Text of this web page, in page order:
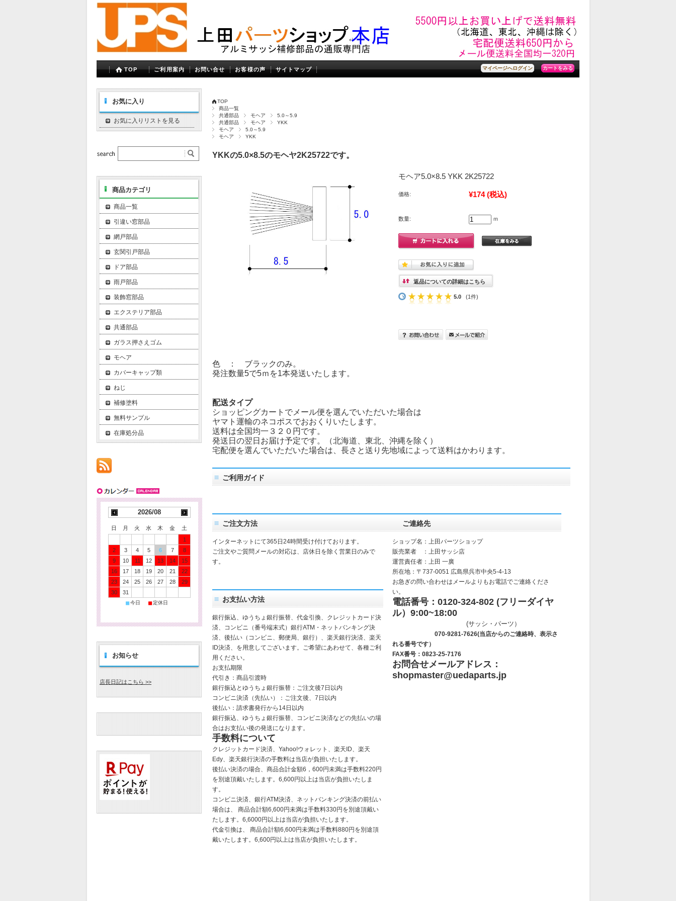
マイページへログイン カートをみる
TOP ご利用案内 お問い合せ お客様の声 サイトマップ
TOP
商品一覧
共通部品
モヘア
5.0～5.9
共通部品
モヘア
YKK
モヘア
5.0～5.9
モヘア
YKK
YKKの5.0×8.5のモヘヤ2K25722です。
モヘア5.0×8.5 YKK 2K25722
価格: ¥174 (税込)
数量: ｍ
返品についての詳細はこちら
5.0 (1件)
色 ： ブラックのみ。
発注数量5で5ｍを1本発送いたします。
配送タイプ
ショッピングカートでメール便を選んでいただいた場合は
ヤマト運輸のネコポスでおおくりいたします。
送料は全国均一３２０円です。
発送日の翌日お届け予定です。（北海道、東北、沖縄を除く）
宅配便を選んでいただいた場合は、長さと送り先地域によって送料はかわります。
ご利用ガイド
ご注文方法
インターネットにて365日24時間受け付けております。
ご注文やご質問メールの対応は、店休日を除く営業日のみで
す。
お支払い方法
銀行振込、ゆうちょ銀行振替、代金引換、クレジットカード決
済、コンビニ（番号端末式）銀行ATM・ネットバンキング決
済、後払い（コンビニ、郵便局、銀行）、楽天銀行決済、楽天
ID決済、を用意してございます。ご希望にあわせて、各種ご利
用ください。
お支払期限
代引き：商品引渡時
銀行振込とゆうちょ銀行振替：ご注文後7日以内
コンビニ決済（先払い）：ご注文後、7日以内
後払い：請求書発行から14日以内
銀行振込、ゆうちょ銀行振替、コンビニ決済などの先払いの場
合はお支払い後の発送になります。
手数料について
クレジットカード決済、Yahoo!ウォレット、楽天ID、楽天
Edy、楽天銀行決済の手数料は当店が負担いたします。
後払い決済の場合、商品合計金額6，600円未満は手数料220円
を別途頂戴いたします。6,600円以上は当店が負担いたしま
す。
コンビニ決済、銀行ATM決済、ネットバンキング決済の前払い
場合は、 商品合計額6,600円未満は手数料330円を別途頂戴い
たします。6,6000円以上は当店が負担いたします。
代金引換は、 商品合計額6,600円未満は手数料880円を別途頂
戴いたします。6,600円以上は当店が負担いたします。
ご連絡先
ショップ名：上田パーツショップ
販売業者 ：上田サッシ店
運営責任者：上田 一廣
所在地：〒737-0051 広島県呉市中央5-4-13
お急ぎの問い合わせはメールよりもお電話でご連絡くださ
い。
電話番号：0120-324-802 (フリーダイヤ
ル）9:00~18:00
(サッシ・パーツ）
070-9281-7626(当店からのご連絡時、表示さ
れる番号です）
FAX番号：0823-25-7176
お問合せメールアドレス：
shopmaster@uedaparts.jp
お気に入り
お気に入りリストを見る
商品カテゴリ
商品一覧
引違い窓部品
網戸部品
玄関引戸部品
ドア部品
雨戸部品
装飾窓部品
エクステリア部品
共通部品
ガラス押さえゴム
モヘア
カバーキャップ類
ねじ
補修塗料
無料サンプル
在庫処分品
2026/08
日 月 火 水 木 金
土
1
2
3 4 5 6 7
8
9
10 11 12 13 14
15
16
17 18 19 20 21
22
23
24 25 26 27 28
29
30
31
■今日 ■定休日
お知らせ
店長日記はこちら >>